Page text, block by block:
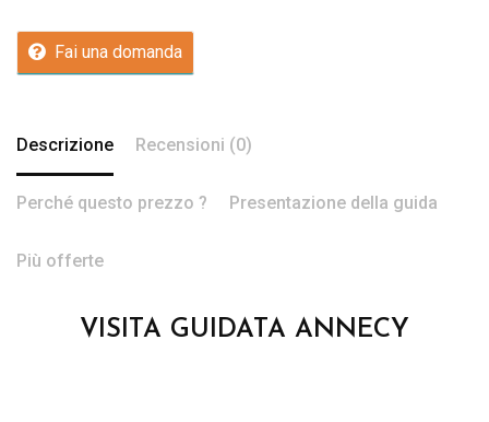
Fai una domanda
Descrizione Recensioni (0)
Perché questo prezzo ? Presentazione della guida
Più offerte
VISITA GUIDATA ANNECY